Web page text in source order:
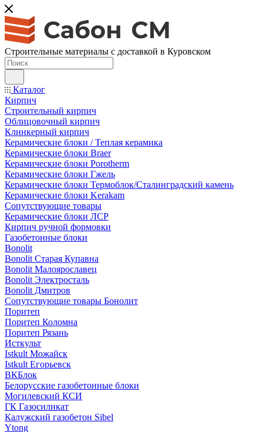
Строительные материалы с доставкой в Куровском
Каталог
Кирпич
Строительный кирпич
Облицовочный кирпич
Клинкерный кирпич
Керамические блоки / Теплая керамика
Керамические блоки Braer
Керамические блоки Porotherm
Керамические блоки Гжель
Керамические блоки Термоблок/Сталинградский камень
Керамические блоки Kerakam
Сопутствующие товары
Керамические блоки ЛСР
Кирпич ручной формовки
Газобетонные блоки
Bonolit
Bonolit Старая Купавна
Bonolit Малоярославец
Bonolit Электросталь
Bonolit Дмитров
Сопутствующие товары Бонолит
Поритеп
Поритеп Коломна
Поритеп Рязань
Исткульт
Istkult Можайск
Istkult Егорьевск
ВКБлок
Белорусские газобетонные блоки
Могилевский КСИ
ГК Газосиликат
Калужский газобетон Sibel
Ytong